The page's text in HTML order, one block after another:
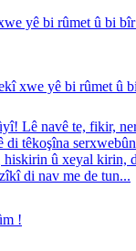
yê bi rûmet û bi
Lê navê te, fikir,
di têkoşîna
û xeyal kirin,
di nav me de tun...
!